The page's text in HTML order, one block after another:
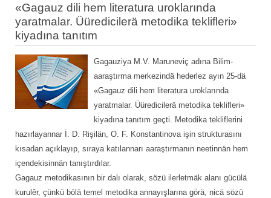
«Gagauz dili hem literatura uroklarında
yaratmalar. Üüredicilerä metodika teklifleri»
kiyadına tanıtım
Gagauziya M.V. Maruneviç adına Bilim-
aaraştırma merkezindä hederlez ayın 25-dä
«Gagauz dili hem literatura uroklarında
yaratmalar. Üüredicilerä metodika teklifleri»
kiyadına tanıtım geçti. Metodika tekliflerini
hazırlayannar İ. D. Rişilän, O. F. Konstantinova işin strukturasını
kısadan açıklayıp, sıraya katılannarı aaraştırmanın neetinnän hem
içendekisinnän tanıştırdılar.
Gagauz metodikasının bir dalı olarak, sözü ilerletmäk alanı gücülä
kurulêr, çünkü bölä temel metodika annayışlarına görä, nicä sözü